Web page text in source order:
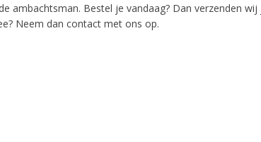
ambachtsman. Bestel je vandaag? Dan verzenden
Neem dan contact met ons op.